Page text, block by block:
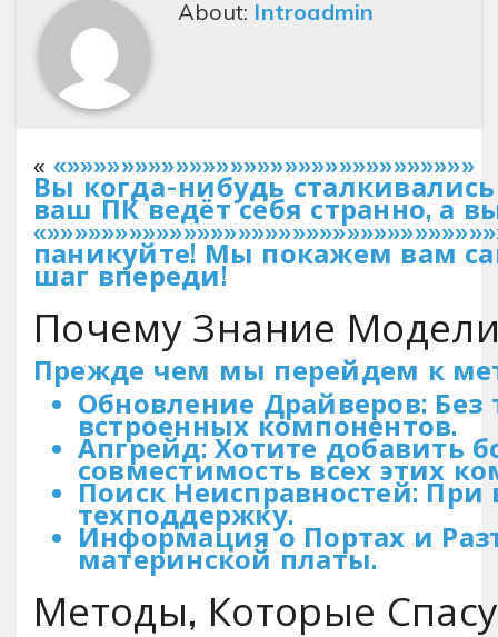
About: Introadmin
« «»»»»»»»»»»»»»»»»»»»»»»»»»»»»»»
Вы когда-нибудь
ваш ПК ведёт себя странно, а
паникуйте! Мы покажем вам
шаг впереди!
Почему Знание
Прежде чем мы перейдем к
Обновление Драйверов:
встроенных компонентов.
Апгрейд: Хотите добавить
совместимость всех этих
Поиск Неисправностей:
техподдержку.
Информация о Портах и
материнской платы.
Методы, Которые